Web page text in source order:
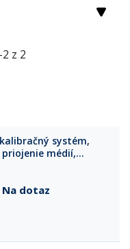
z 2
systém,
priojenie médií,
preplachovanie a
Na dotaz